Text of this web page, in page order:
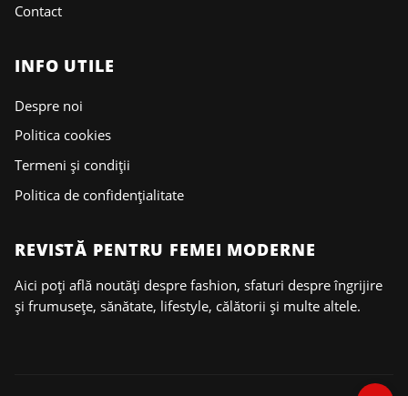
Contact
INFO UTILE
Despre noi
Politica cookies
Termeni și condiții
Politica de confidențialitate
REVISTĂ PENTRU FEMEI MODERNE
Aici poți află noutăți despre fashion, sfaturi despre îngrijire
și frumusețe, sănătate, lifestyle, călătorii și multe altele.